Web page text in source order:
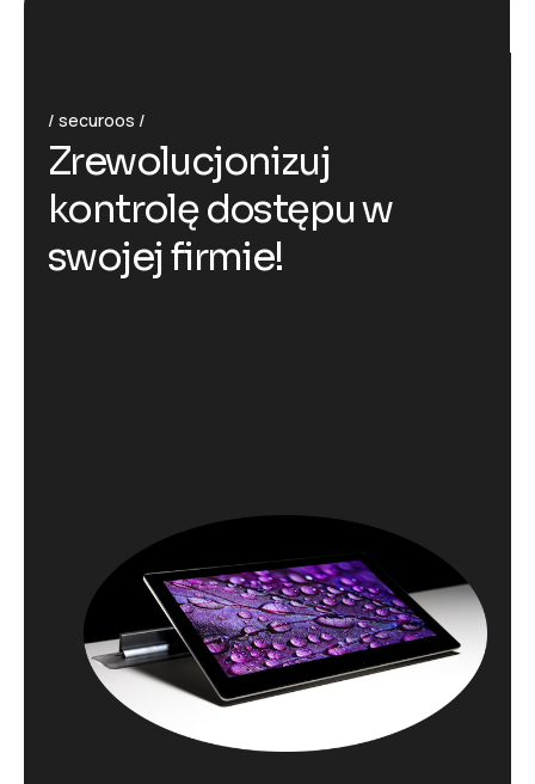
securoos
Zrewolucjonizuj
kontrolędostępuw
swojejfirmie!